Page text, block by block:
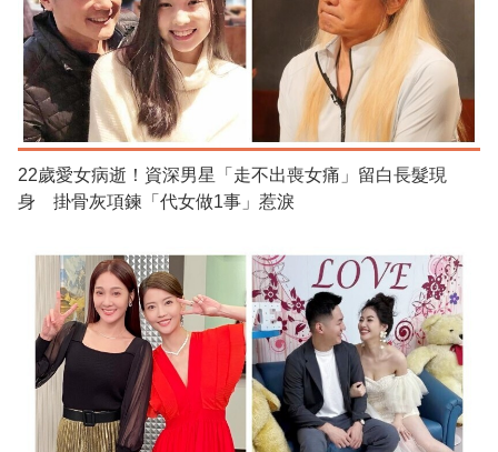
22歲愛女病逝！資深男星「走不出喪女痛」留白長髮現
身 掛骨灰項鍊「代女做1事」惹淚